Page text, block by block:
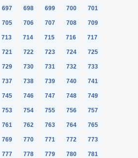
697 698 699 700 701
705 706 707 708 709
713 714 715 716 717
721 722 723 724 725
729 730 731 732 733
737 738 739 740 741
745 746 747 748 749
753 754 755 756 757
761 762 763 764 765
769 770 771 772 773
777 778 779 780 781